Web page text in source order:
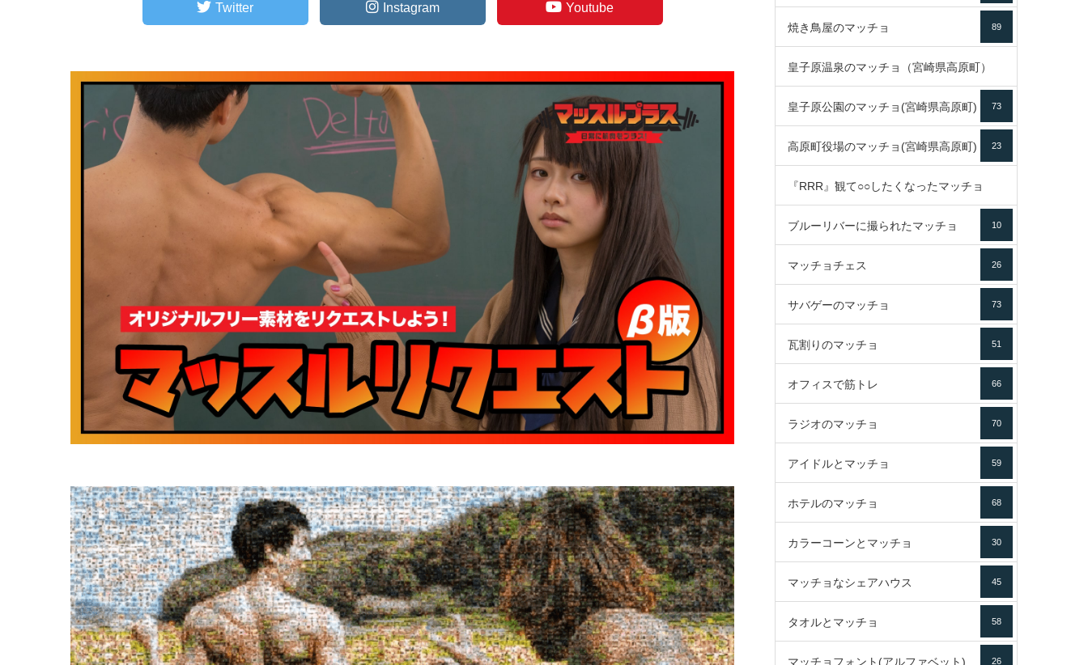
Twitter Instagram Youtube
焼き鳥屋のマッチョ 89
皇子原温泉のマッチョ（宮崎県高原町）
133
皇子原公園のマッチョ(宮崎県高原町) 73
高原町役場のマッチョ(宮崎県高原町) 23
『RRR』観て○○したくなったマッチョ
16
ブルーリバーに撮られたマッチョ 10
マッチョチェス 26
サバゲーのマッチョ 73
瓦割りのマッチョ 51
オフィスで筋トレ 66
ラジオのマッチョ 70
アイドルとマッチョ 59
ホテルのマッチョ 68
カラーコーンとマッチョ 30
マッチョなシェアハウス 45
タオルとマッチョ 58
マッチョフォント(アルファベット) 26